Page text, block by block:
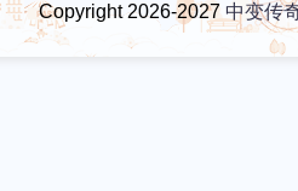
Copyright 2026-2027 中变传